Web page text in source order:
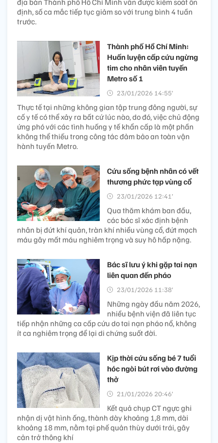
địa bàn Thành phố Hồ Chí Minh vẫn được kiểm soát ổn
định, số ca mắc tiếp tục giảm so với trung bình 4 tuần
trước.
Thành phố Hồ Chí Minh:
Huấn luyện cấp cứu ngừng
tim cho nhân viên tuyến
Metro số 1​​
23/01/2026 14:55’
Thực tế tại những không gian tập trung đông người, sự
cố y tế có thể xảy ra bất cứ lúc nào, do đó, việc chủ động
ứng phó với các tình huống y tế khẩn cấp là một phần
không thể thiếu trong công tác đảm bảo an toàn vận
hành tuyến Metro.
Cứu sống bệnh nhân có vết
thương phức tạp vùng cổ
23/01/2026 12:41’
Qua thăm khám ban đầu,
các bác sĩ xác định bệnh
nhân bị đứt khí quản, tràn khí nhiều vùng cổ, đứt mạch
máu gây mất máu nghiêm trọng và suy hô hấp nặng.
Bác sĩ lưu ý khi gặp tai nạn
liên quan đến pháo
23/01/2026 11:38’
Những ngày đầu năm 2026,
nhiều bệnh viện đã liên tục
tiếp nhận những ca cấp cứu do tai nạn pháo nổ, không
ít ca nghiêm trọng để lại di chứng suốt đời.
Kịp thời cứu sống bé 7 tuổi
hóc ngòi bút rơi vào đường
thở
21/01/2026 20:46’
Kết quả chụp CT ngực ghi
nhận dị vật hình ống, thành dày khoảng 1,8 mm, dài
khoảng 18 mm, nằm tại phế quản thùy dưới trái, gây
cản trở thông khí